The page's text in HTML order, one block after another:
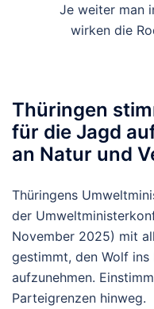
Je weiter man
wirken die
Thüringen
für die Jagd
an Natur und
Thüringens
der
November 2025) mit
gestimmt, den Wolf ins
aufzunehmen. E
Parteigrenzen hinweg.